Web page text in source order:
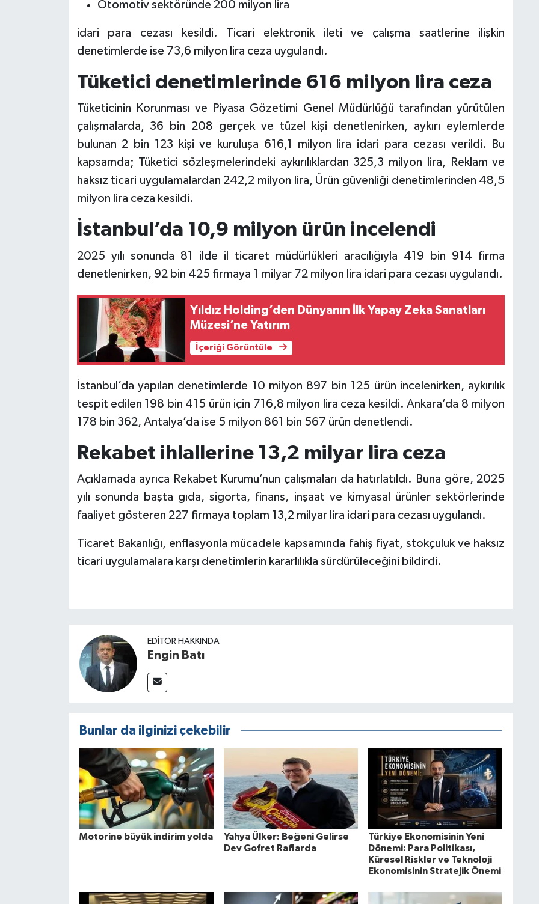
Otomotiv sektöründe 200 milyon lira
idari para cezası kesildi. Ticari elektronik ileti ve çalışma saatlerine ilişkin
denetimlerde ise 73,6 milyon lira ceza uygulandı.
Tüketici denetimlerinde 616 milyon lira ceza
Tüketicinin Korunması ve Piyasa Gözetimi Genel Müdürlüğü tarafından yürütülen
çalışmalarda, 36 bin 208 gerçek ve tüzel kişi denetlenirken, aykırı eylemlerde
bulunan 2 bin 123 kişi ve kuruluşa 616,1 milyon lira idari para cezası verildi. Bu
kapsamda; Tüketici sözleşmelerindeki aykırılıklardan 325,3 milyon lira, Reklam ve
haksız ticari uygulamalardan 242,2 milyon lira, Ürün güvenliği denetimlerinden 48,5
milyon lira ceza kesildi.
İstanbul’da 10,9 milyon ürün incelendi
2025 yılı sonunda 81 ilde il ticaret müdürlükleri aracılığıyla 419 bin 914 firma
denetlenirken, 92 bin 425 firmaya 1 milyar 72 milyon lira idari para cezası uygulandı.
Yıldız Holding’den Dünyanın İlk Yapay Zeka Sanatları
Müzesi’ne Yatırım
İçeriği Görüntüle
İstanbul’da yapılan denetimlerde 10 milyon 897 bin 125 ürün incelenirken, aykırılık
tespit edilen 198 bin 415 ürün için 716,8 milyon lira ceza kesildi. Ankara’da 8 milyon
178 bin 362, Antalya’da ise 5 milyon 861 bin 567 ürün denetlendi.
Rekabet ihlallerine 13,2 milyar lira ceza
Açıklamada ayrıca Rekabet Kurumu’nun çalışmaları da hatırlatıldı. Buna göre, 2025
yılı sonunda başta gıda, sigorta, finans, inşaat ve kimyasal ürünler sektörlerinde
faaliyet gösteren 227 firmaya toplam 13,2 milyar lira idari para cezası uygulandı.
Ticaret Bakanlığı, enflasyonla mücadele kapsamında fahiş fiyat, stokçuluk ve haksız
ticari uygulamalara karşı denetimlerin kararlılıkla sürdürüleceğini bildirdi.
EDITÖR HAKKINDA
Engin Batı
Bunlar da ilginizi çekebilir
Motorine büyük indirim yolda
Yahya Ülker: Beğeni Gelirse
Dev Gofret Raflarda
Türkiye Ekonomisinin Yeni
Dönemi: Para Politikası,
Küresel Riskler ve Teknoloji
Ekonomisinin Stratejik Önemi